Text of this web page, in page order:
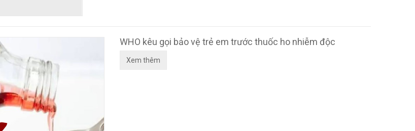
WHO kêu gọi bảo vệ trẻ em trước thuốc ho nhiễm độc
Xem thêm